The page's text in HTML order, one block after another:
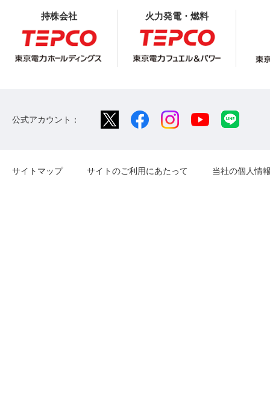
持株会社 火力発電・燃料
公式アカウント：
サイトマップ サイトのご利用にあたって 当社の個人情